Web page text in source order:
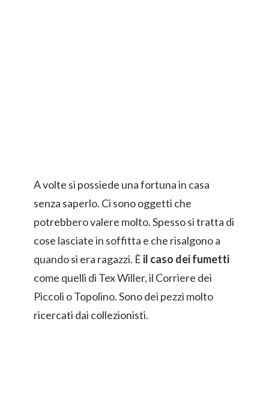
A volte si possiede una fortuna in casa
senza saperlo. Ci sono oggetti che
potrebbero valere molto. Spesso si tratta di
cose lasciate in soffitta e che risalgono a
quando si era ragazzi. È il caso dei fumetti
come quelli di Tex Willer, il Corriere dei
Piccoli o Topolino. Sono dei pezzi molto
ricercati dai collezionisti.